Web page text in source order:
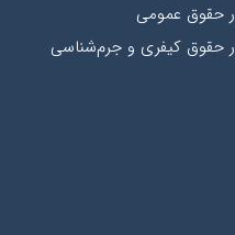
حقوق عمومی
حقوق کیفری و جرم‌شناسی